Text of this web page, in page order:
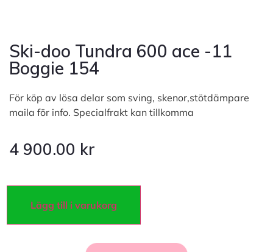
Ski-doo Tundra 600 ace -11
Boggie 154
För köp av lösa delar som sving, skenor,stötdämpare
maila för info. Specialfrakt kan tillkomma
4 900.00 kr
Lägg till i varukorg